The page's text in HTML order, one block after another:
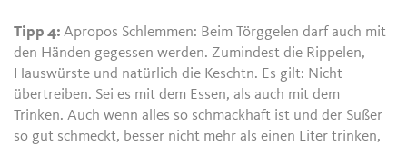
Tipp 4:Apropos Schlemmen: Beim Törggelen darf auch mit
den Händen gegessen werden. Zumindest die Rippelen,
Hauswürste und natürlich die Keschtn. Es gilt: Nicht
übertreiben. Sei es mit dem Essen, als auch mit dem
Trinken. Auch wenn alles so schmackhaft ist und der Sußer
so gut schmeckt, besser nicht mehr als einen Liter trinken,